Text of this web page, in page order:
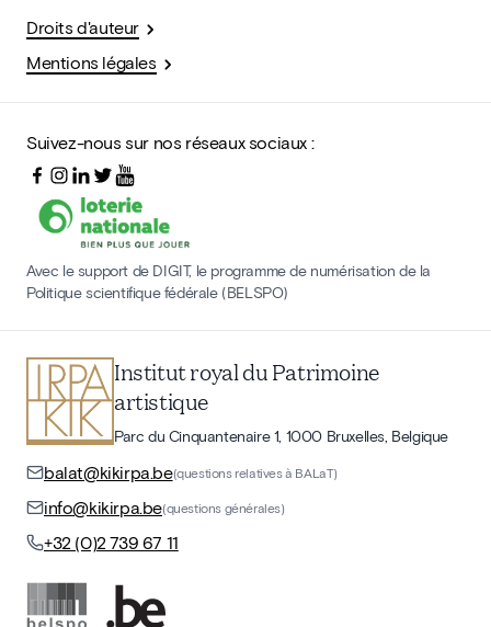
Droits d'auteur
Mentions légales
Suivez-nous sur nos réseaux sociaux :
Avec le support de DIGIT, le programme de numérisation de la
Politique scientifique fédérale (BELSPO)
Institut royal du Patrimoine
artistique
Parc du Cinquantenaire 1, 1000 Bruxelles, Belgique
balat@kikirpa.be(questions relatives à BALaT)
info@kikirpa.be(questions générales)
+32 (0)2 739 67 11